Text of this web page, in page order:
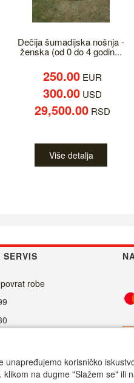
Dečija šumadijska nošnja -
ženska (od 0 do 4 godin...
250.00 EUR
300.00 USD
29,500.00 RSD
Više detalja
SERVIS
robe
korisničko
na dugme "Slažem se" ili